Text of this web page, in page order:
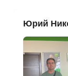
Юрий